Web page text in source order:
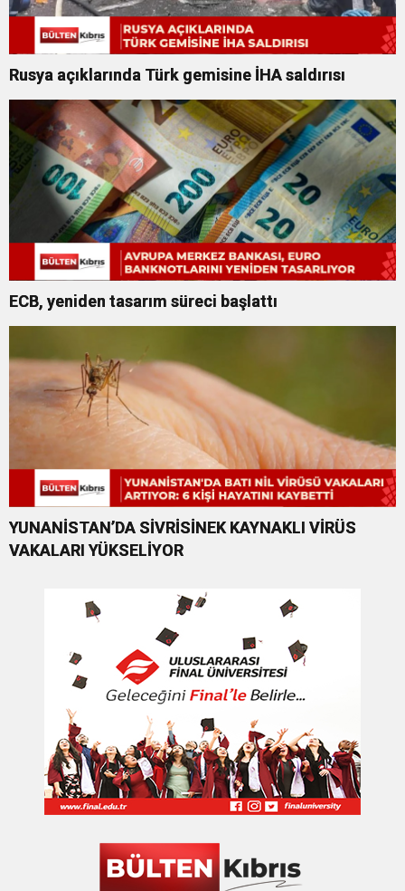
Rusya açıklarında Türk gemisine İHA saldırısı
ECB, yeniden tasarım süreci başlattı
YUNANİSTAN’DA SİVRİSİNEK KAYNAKLI VİRÜS
VAKALARI YÜKSELİYOR